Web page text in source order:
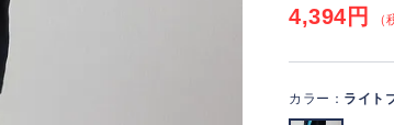
4,394円 （
カラー： ライト